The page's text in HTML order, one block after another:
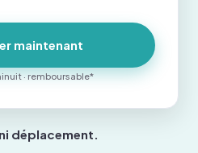
déplacement.
maintenant
· remboursable*